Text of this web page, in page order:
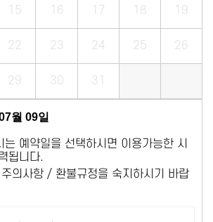
15 16 17 18 19
22 23 24 25 26
29 30 31
월 09일
는 예약일을 선택하시면 이용가능한 시
됩니다.
의사항 / 환불규정을 숙지하시기 바랍